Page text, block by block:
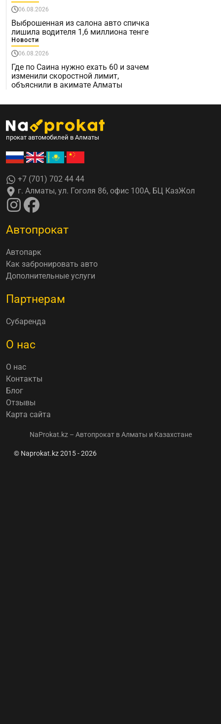
06.08.2026
Выброшенная из салона авто спичка
лишила водителя 1,6 миллиона тенге
Новости
06.08.2026
Где по Саина нужно ехать 60 и зачем
изменили скоростной лимит,
объяснили в акимате Алматы
прокат автомобилей в Алматы
• • •
+7 (701) 702 44 44
г. Алматы, ул. Гоголя 86, офис 100А, БЦ КазЖол
Автопрокат
Автопарк
Как забронировать авто
Дополнительные услуги
Партнерам
Субаренда
О нас
О нас
Контакты
Блог
Отзывы
Карта сайта
NaProkat.kz – Автопрокат в Алматы и Казахстане
© Naprokat.kz 2015 - 2026